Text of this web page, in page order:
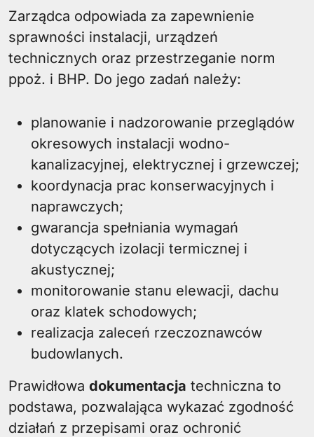
Zarządca odpowiada za zapewnienie
sprawności instalacji, urządzeń
technicznych oraz przestrzeganie norm
ppoż. i BHP. Do jego zadań należy:
planowanie i nadzorowanie przeglądów
okresowych instalacji wodno-
kanalizacyjnej, elektrycznej i grzewczej;
koordynacja prac konserwacyjnych i
naprawczych;
gwarancja spełniania wymagań
dotyczących izolacji termicznej i
akustycznej;
monitorowanie stanu elewacji, dachu
oraz klatek schodowych;
realizacja zaleceń rzeczoznawców
budowlanych.
Prawidłowa dokumentacja techniczna to
podstawa, pozwalająca wykazać zgodność
działań z przepisami oraz ochronić